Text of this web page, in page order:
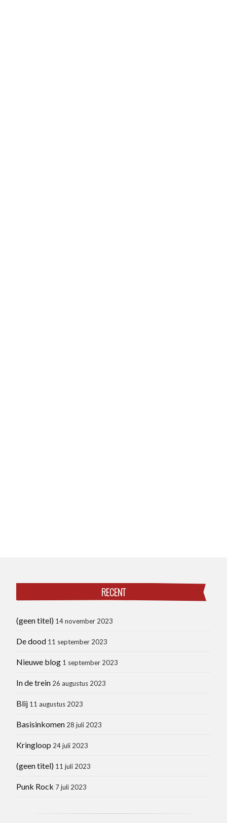
RECENT
(geen titel) 14 november 2023
De dood 11 september 2023
Nieuwe blog 1 september 2023
In de trein 26 augustus 2023
Blij 11 augustus 2023
Basisinkomen 28 juli 2023
Kringloop 24 juli 2023
(geen titel) 11 juli 2023
Punk Rock 7 juli 2023